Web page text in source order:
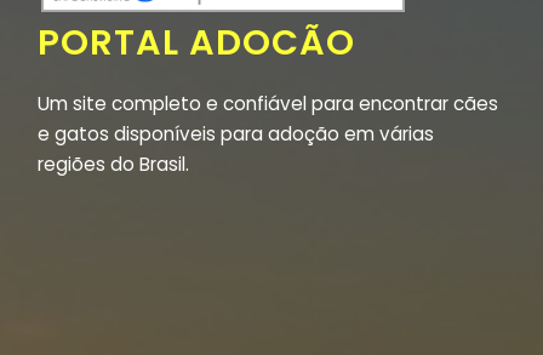
PORTAL ADOCÃO
Um site completo e confiável para encontrar cães
e gatos disponíveis para adoção em várias
regiões do Brasil.